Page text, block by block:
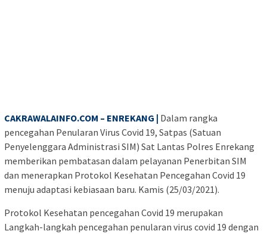
CAKRAWALAINFO.COM – ENREKANG | Dalam rangka
pencegahan Penularan Virus Covid 19, Satpas (Satuan
Penyelenggara Administrasi SIM) Sat Lantas Polres Enrekang
memberikan pembatasan dalam pelayanan Penerbitan SIM
dan menerapkan Protokol Kesehatan Pencegahan Covid 19
menuju adaptasi kebiasaan baru. Kamis (25/03/2021).
Protokol Kesehatan pencegahan Covid 19 merupakan
Langkah-langkah pencegahan penularan virus covid 19 dengan